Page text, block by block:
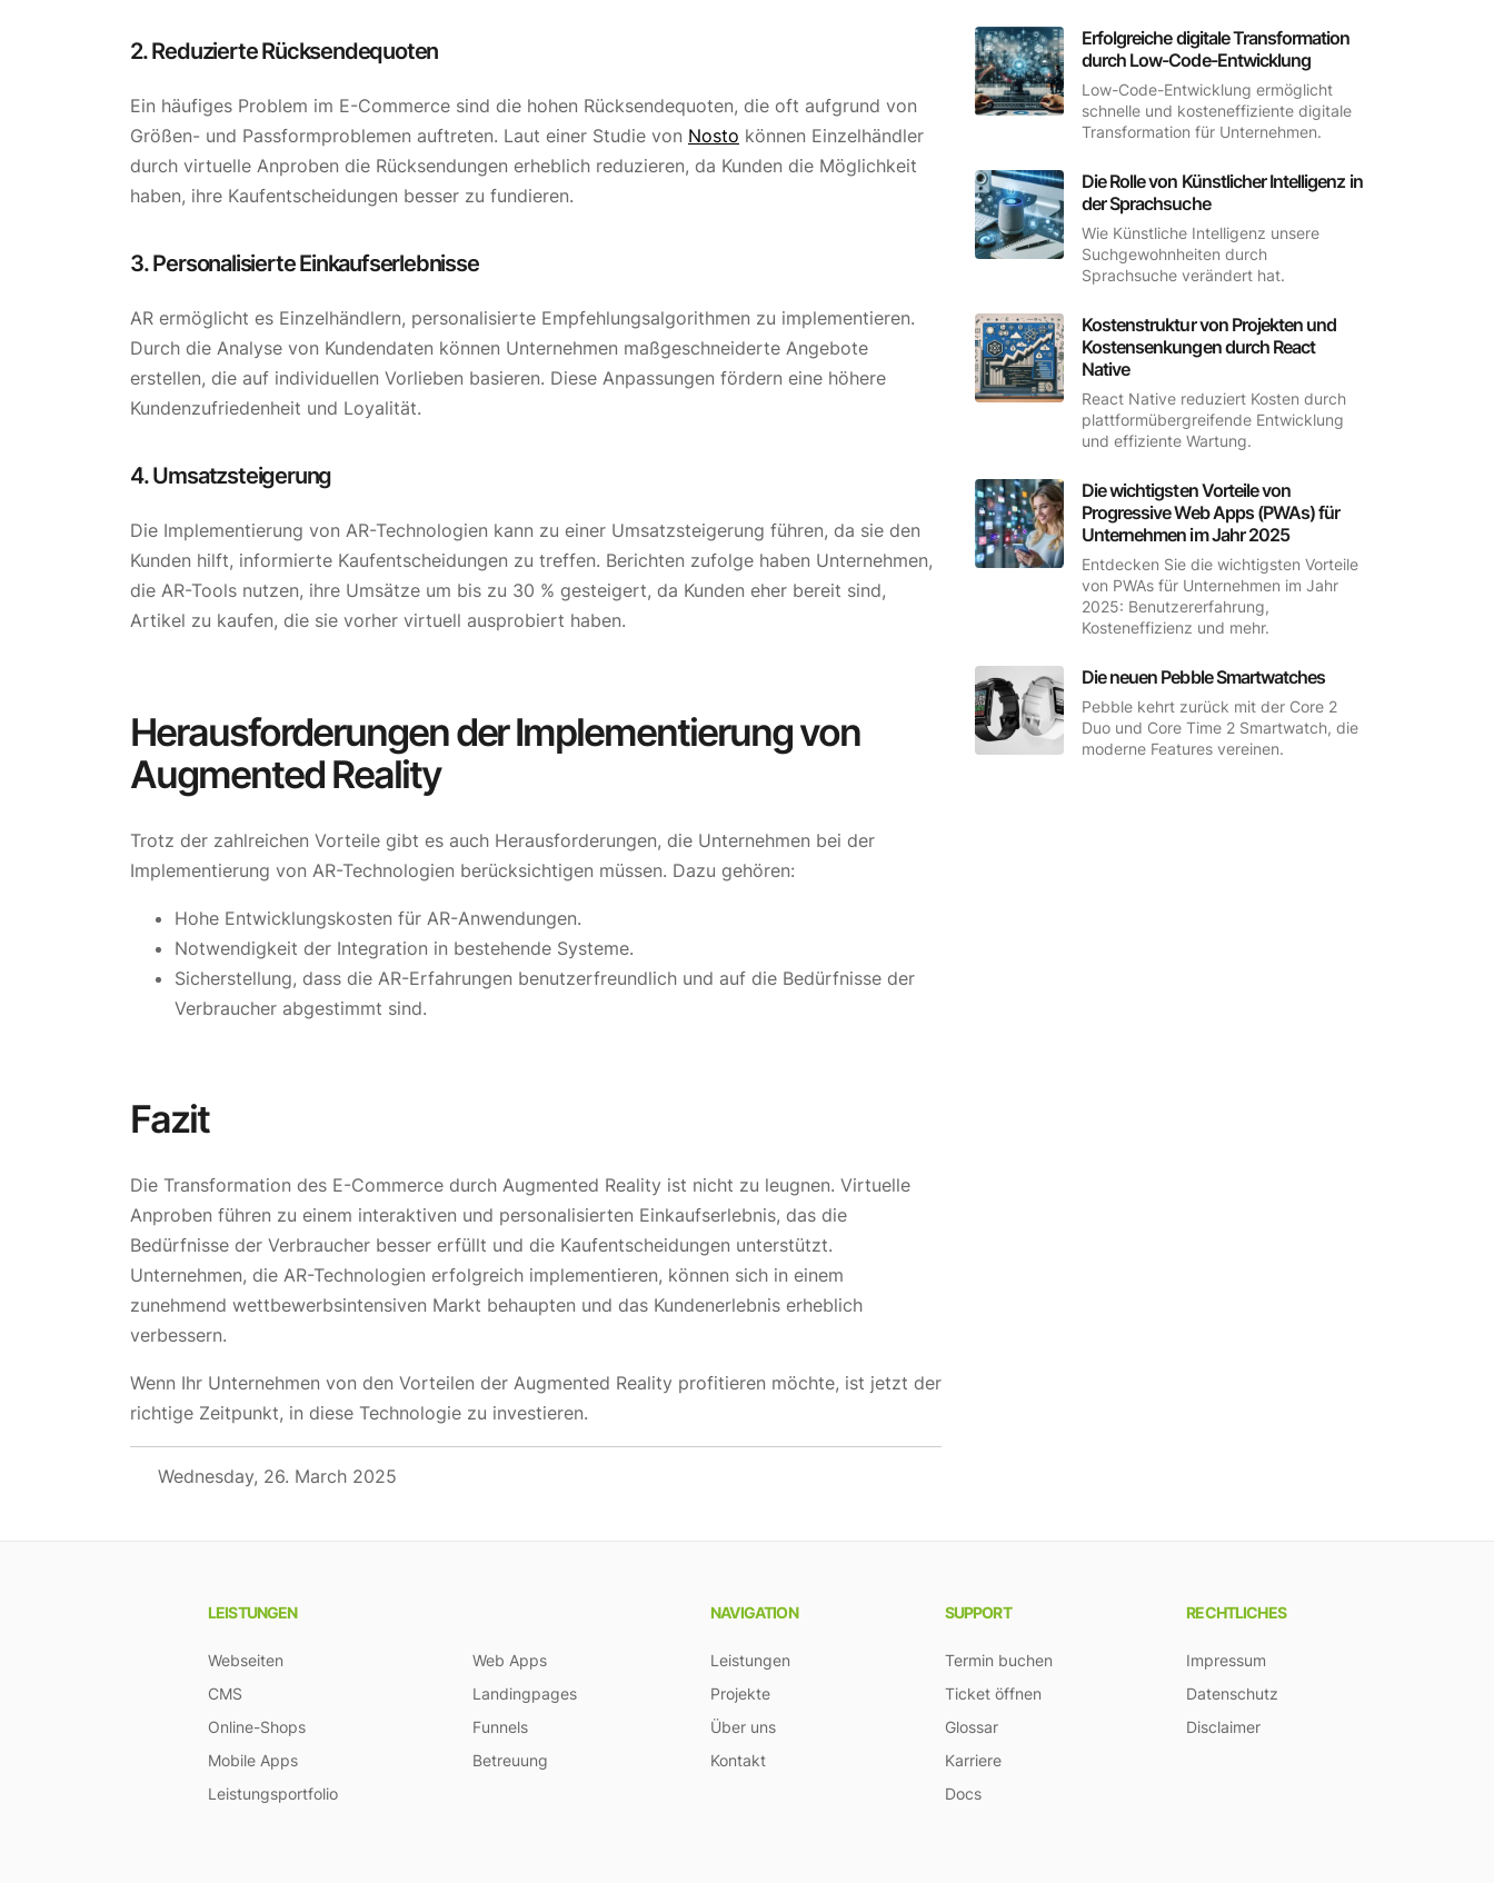
2. Reduzierte Rücksendequoten
Ein häufiges Problem im E-Commerce sind die hohen Rücksendequoten, die oft aufgrund von
Größen- und Passformproblemen auftreten. Laut einer Studie von Nosto können Einzelhändler
durch virtuelle Anproben die Rücksendungen erheblich reduzieren, da Kunden die Möglichkeit
haben, ihre Kaufentscheidungen besser zu fundieren.
3. Personalisierte Einkaufserlebnisse
AR ermöglicht es Einzelhändlern, personalisierte Empfehlungsalgorithmen zu implementieren.
Durch die Analyse von Kundendaten können Unternehmen maßgeschneiderte Angebote
erstellen, die auf individuellen Vorlieben basieren. Diese Anpassungen fördern eine höhere
Kundenzufriedenheit und Loyalität.
4. Umsatzsteigerung
Die Implementierung von AR-Technologien kann zu einer Umsatzsteigerung führen, da sie den
Kunden hilft, informierte Kaufentscheidungen zu treffen. Berichten zufolge haben Unternehmen,
die AR-Tools nutzen, ihre Umsätze um bis zu 30 % gesteigert, da Kunden eher bereit sind,
Artikel zu kaufen, die sie vorher virtuell ausprobiert haben.
Herausforderungen der Implementierung von
Augmented Reality
Trotz der zahlreichen Vorteile gibt es auch Herausforderungen, die Unternehmen bei der
Implementierung von AR-Technologien berücksichtigen müssen. Dazu gehören:
Hohe Entwicklungskosten für AR-Anwendungen.
Notwendigkeit der Integration in bestehende Systeme.
Sicherstellung, dass die AR-Erfahrungen benutzerfreundlich und auf die Bedürfnisse der
Verbraucher abgestimmt sind.
Fazit
Die Transformation des E-Commerce durch Augmented Reality ist nicht zu leugnen. Virtuelle
Anproben führen zu einem interaktiven und personalisierten Einkaufserlebnis, das die
Bedürfnisse der Verbraucher besser erfüllt und die Kaufentscheidungen unterstützt.
Unternehmen, die AR-Technologien erfolgreich implementieren, können sich in einem
zunehmend wettbewerbsintensiven Markt behaupten und das Kundenerlebnis erheblich
verbessern.
Wenn Ihr Unternehmen von den Vorteilen der Augmented Reality profitieren möchte, ist jetzt der
richtige Zeitpunkt, in diese Technologie zu investieren.
Wednesday, 26. March 2025
Erfolgreiche digitale Transformation
durch Low-Code-Entwicklung
Low-Code-Entwicklung ermöglicht
schnelle und kosteneffiziente digitale
Transformation für Unternehmen.
Die Rolle von Künstlicher Intelligenz in
der Sprachsuche
Wie Künstliche Intelligenz unsere
Suchgewohnheiten durch
Sprachsuche verändert hat.
Kostenstruktur von Projekten und
Kostensenkungen durch React
Native
React Native reduziert Kosten durch
plattformübergreifende Entwicklung
und effiziente Wartung.
Die wichtigsten Vorteile von
Progressive Web Apps (PWAs) für
Unternehmen im Jahr 2025
Entdecken Sie die wichtigsten Vorteile
von PWAs für Unternehmen im Jahr
2025: Benutzererfahrung,
Kosteneffizienz und mehr.
Die neuen Pebble Smartwatches
Pebble kehrt zurück mit der Core 2
Duo und Core Time 2 Smartwatch, die
moderne Features vereinen.
LEISTUNGEN
Webseiten
CMS
Online-Shops
Mobile Apps
Leistungsportfolio
Web Apps
Landingpages
Funnels
Betreuung
NAVIGATION
Leistungen
Projekte
Über uns
Kontakt
SUPPORT
Termin buchen
Ticket öffnen
Glossar
Karriere
Docs
RECHTLICHES
Impressum
Datenschutz
Disclaimer